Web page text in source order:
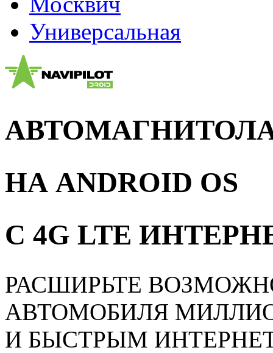
Универсальная
НА ANDROID OS
С 4G LTE
РАСШИРЬТЕ
АВТОМОБИЛЯ
И БЫСТРЫМ